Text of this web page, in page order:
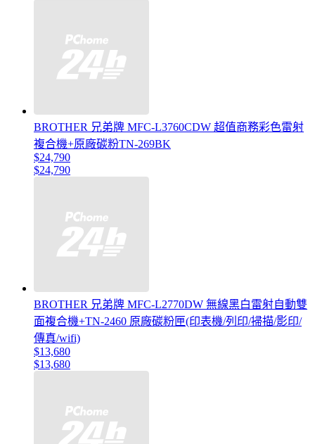
BROTHER 兄弟牌 MFC-L3760CDW 超值商務彩色雷射
複合機+原廠碳粉TN-269BK
$24,790
$24,790
BROTHER 兄弟牌 MFC-L2770DW 無線黑白雷射自動雙
面複合機+TN-2460 原廠碳粉匣(印表機/列印/掃描/影印/
傳真/wifi)
$13,680
$13,680